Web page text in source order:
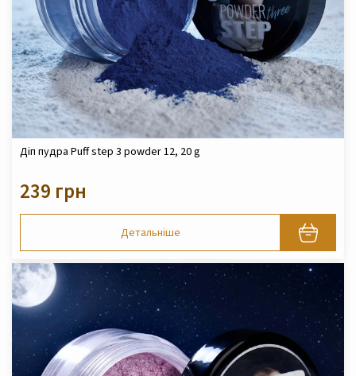
Діп пудра Puff step 3 powder 12, 20 g
239 грн
Детальніше